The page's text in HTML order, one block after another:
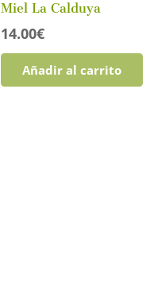
Miel La Calduya
14.00€
Añadir al carrito